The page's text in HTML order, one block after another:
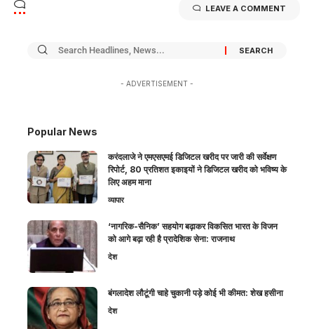
LEAVE A COMMENT
- ADVERTISEMENT -
Popular News
करंदलाजे ने एमएसएमई डिजिटल खरीद पर जारी की सर्वेक्षण
रिपोर्ट, 80 प्रतिशत इकाइयों ने डिजिटल खरीद को भविष्य के
लिए अहम माना
व्यापार
‘नागरिक-सैनिक’ सहयोग बढ़ाकर विकसित भारत के विजन
को आगे बढ़ा रही है प्रादेशिक सेना: राजनाथ
देश
बंगलादेश लौटूंगी चाहे चुकानी पड़े कोई भी कीमत: शेख हसीना
देश